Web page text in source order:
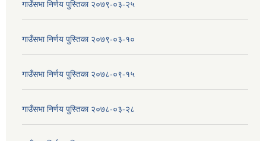
गाउँसभा निर्णय पुस्तिका २०७९-०३-२५
गाउँसभा निर्णय पुस्तिका २०७९-०३-१०
गाउँसभा निर्णय पुस्तिका २०७८-०९-१५
गाउँसभा निर्णय पुस्तिका २०७८-०३-२८